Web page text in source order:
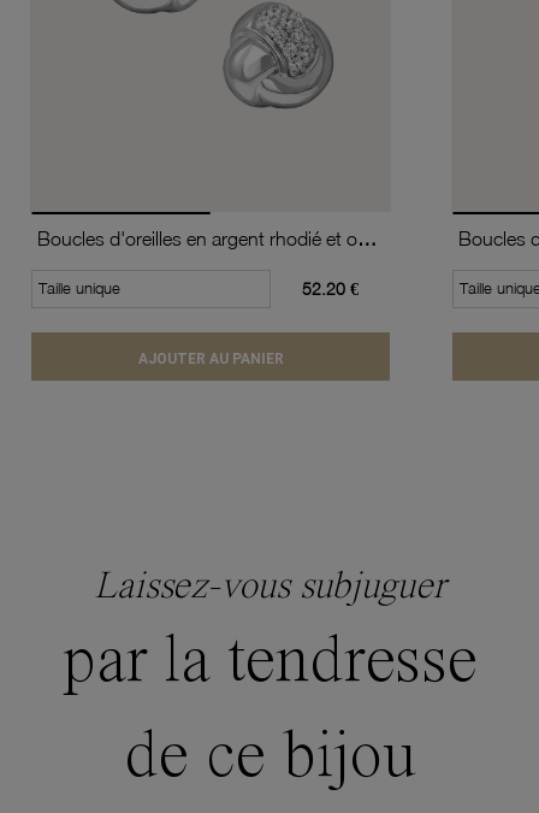
Boucles d'oreilles en argent rhodié et oxydes de zirconium
Taille unique 52.20 €
AJOUTER AU PANIER
Taille
Laissez-vous subjuguer
par la tendresse
de ce bijou